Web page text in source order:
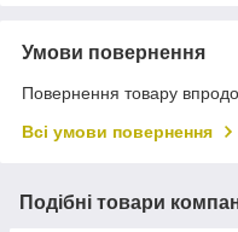
Умови повернення
Повернення товару
Всі умови повернення
Подібні товари